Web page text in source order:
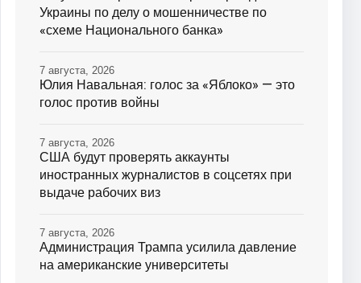
Украины по делу о мошенничестве по
«схеме Национального банка»
Юлия Навальная: голос за «Яблоко» — это
голос против войны
7 августа, 2026
США будут проверять аккаунты
иностранных журналистов в соцсетях при
выдаче рабочих виз
7 августа, 2026
Администрация Трампа усилила давление
на американские университеты
7 августа, 2026